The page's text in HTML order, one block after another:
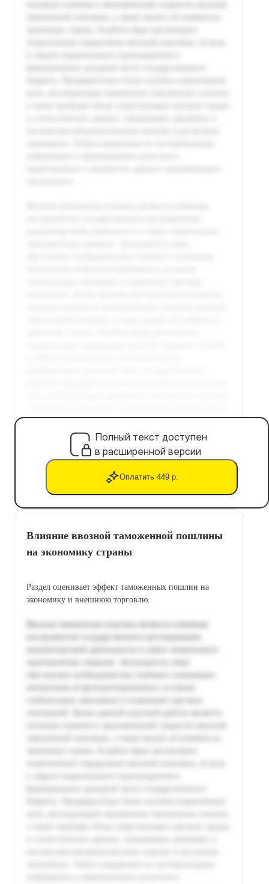
Полный текст доступен
в расширенной версии
Оплатить 449 р.
Влияние ввозной таможенной пошлины
на экономику страны
Раздел оценивает эффект таможенных пошлин на
экономику и внешнюю торговлю.